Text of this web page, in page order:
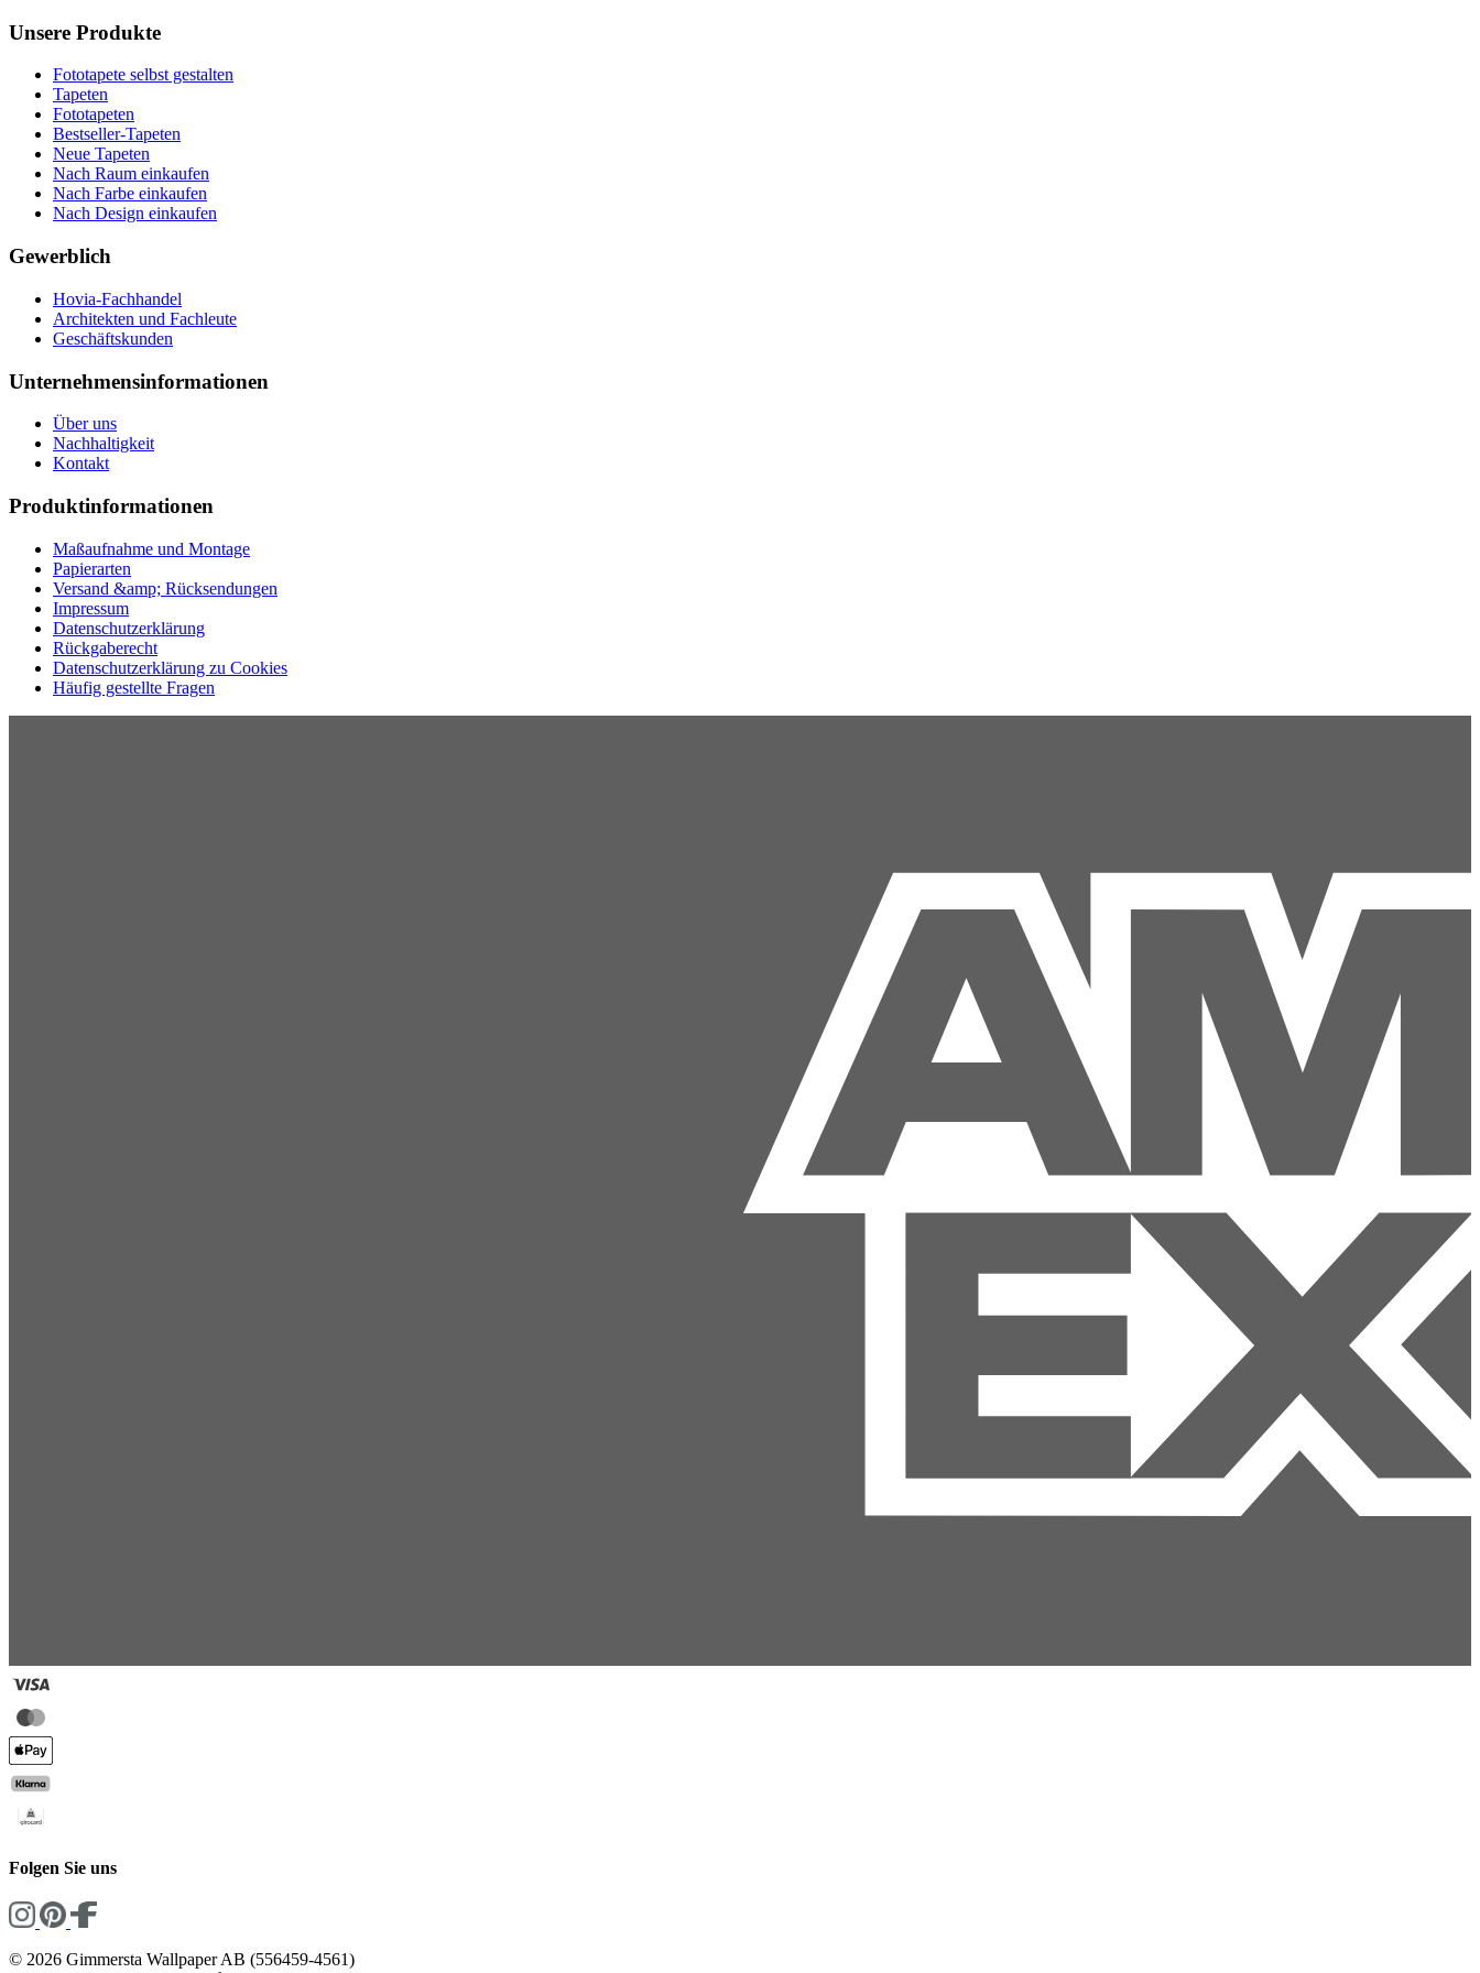
Unsere Produkte
Fototapete selbst gestalten
Tapeten
Fototapeten
Bestseller-Tapeten
Neue Tapeten
Nach Raum einkaufen
Nach Farbe einkaufen
Nach Design einkaufen
Gewerblich
Hovia-Fachhandel
Architekten und Fachleute
Geschäftskunden
Unternehmensinformationen
Über uns
Nachhaltigkeit
Kontakt
Produktinformationen
Maßaufnahme und Montage
Papierarten
Versand &amp; Rücksendungen
Impressum
Datenschutzerklärung
Rückgaberecht
Datenschutzerklärung zu Cookies
Häufig gestellte Fragen
Folgen Sie uns
© 2026 Gimmersta Wallpaper AB (556459-4561)